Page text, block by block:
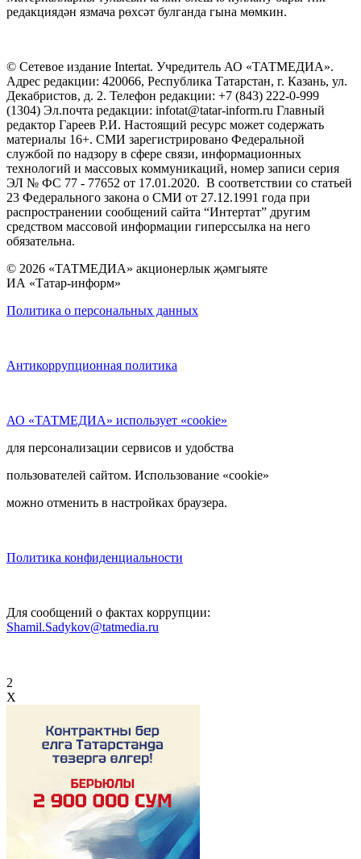
редакциядән язмача рөхсәт булганда гына мөмкин.
© Сетевое издание Intertat. Учредитель АО «ТАТМЕДИА».
Адрес редакции: 420066, Республика Татарстан, г. Казань, ул.
Декабристов, д. 2. Телефон редакции: +7 (843) 222-0-999
(1304) Эл.почта редакции: infotat@tatar-inform.ru Главный
редактор Гареев Р.И. Настоящий ресурс может содержать
материалы 16+. СМИ зарегистрировано Федеральной
службой по надзору в сфере связи, информационных
технологий и массовых коммуникаций, номер записи серия
ЭЛ № ФС 77 - 77652 от 17.01.2020. В соответствии со статьей
23 Федерального закона о СМИ от 27.12.1991 года при
распространении сообщений сайта “Интертат” другим
средством массовой информации гиперссылка на него
обязательна.
© 2026 «ТАТМЕДИА» акционерлык җәмгыяте
ИА «Татар-информ»
Политика о персональных данных
Антикоррупционная политика
АО «ТАТМЕДИА» использует «cookie»
для персонализации сервисов и удобства
пользователей сайтом. Использование «cookie»
можно отменить в настройках браузера.
Политика конфиденциальности
Для сообщений о фактах коррупции:
Shamil.Sadykov@tatmedia.ru
2
X